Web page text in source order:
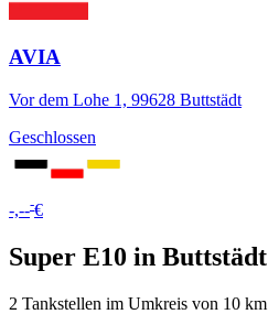
AVIA
Vor dem Lohe 1, 99628 Buttstädt
Geschlossen
-,---€
Super E10 in Buttstädt
2 Tankstellen im Umkreis von 10 km